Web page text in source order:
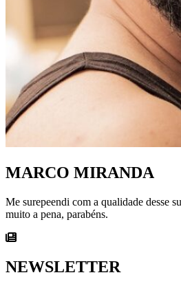
MARCO MIRANDA
Me surepeendi com a qualidade desse
muito a pena, parabéns.
NEWSLETTER